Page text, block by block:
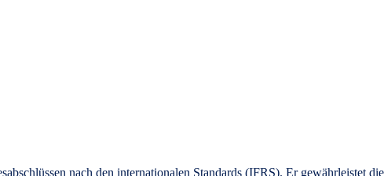
nach den internationalen Standards (IFRS). Er gewährleistet die